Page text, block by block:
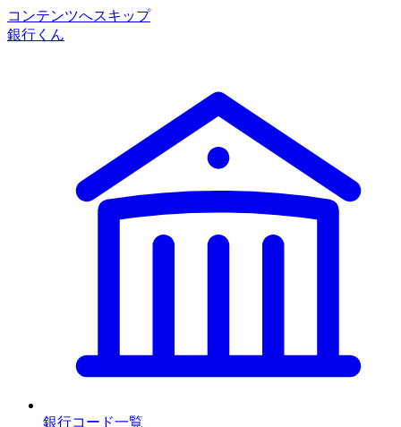
コンテンツへスキップ
銀行くん
銀行コード一覧